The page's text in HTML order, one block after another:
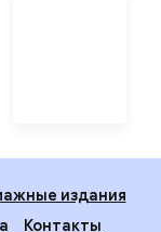
издания
Контакты